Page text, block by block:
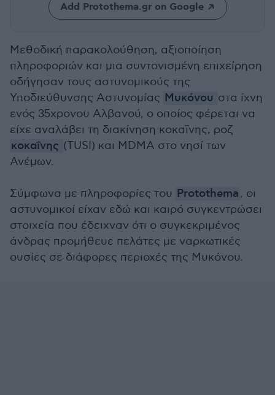
Add Protothema.gr on Google
Μεθοδική παρακολούθηση, αξιοποίηση
πληροφοριών και μια συντονισμένη επιχείρηση
οδήγησαν τους αστυνομικούς της
Υποδιεύθυνσης Αστυνομίας Μυκόνου στα ίχνη
ενός 35χρονου Αλβανού, ο οποίος φέρεται να
είχε αναλάβει τη διακίνηση κοκαΐνης, ροζ
κοκαΐνης (TUSI) και MDMA στο νησί των
Ανέμων.
Σύμφωνα με πληροφορίες του Protothema, οι
αστυνομικοί είχαν εδώ και καιρό συγκεντρώσει
στοιχεία που έδειχναν ότι ο συγκεκριμένος
άνδρας προμήθευε πελάτες με ναρκωτικές
ουσίες σε διάφορες περιοχές της Μυκόνου.